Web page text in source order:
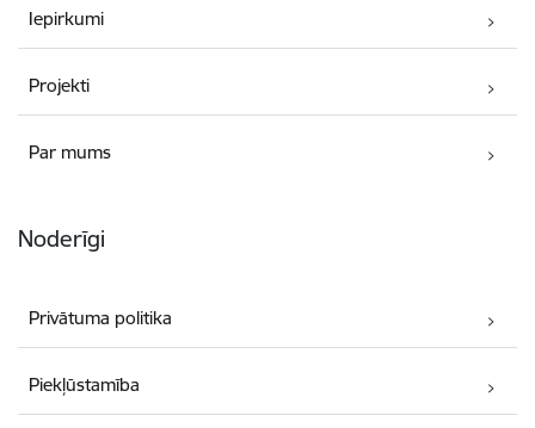
Iepirkumi
Projekti
Par mums
Noderīgi
Privātuma politika
Piekļūstamība